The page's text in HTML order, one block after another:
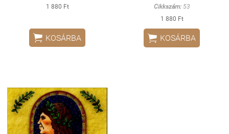
1 880 Ft
 KOSÁRBA
Cikkszám:53
1 880 Ft
 KOSÁRBA